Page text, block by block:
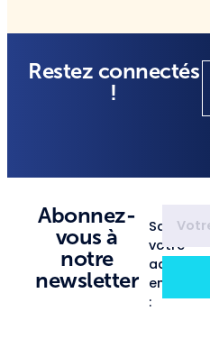
Restez connectés
!
Abonnez-
vous à
notre
newsletter
Saisissez
votre
adresse
email
: